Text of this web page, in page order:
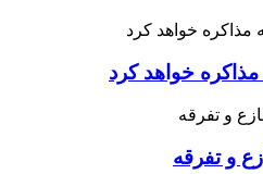
خواهد کرد
و تفرقه